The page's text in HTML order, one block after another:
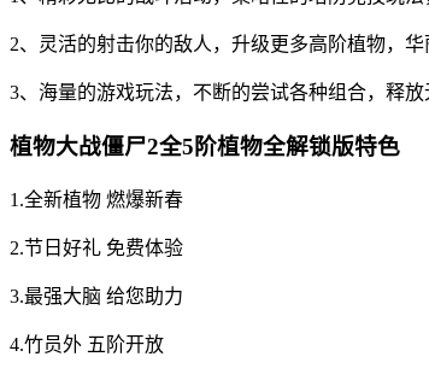
2、灵活的射击你的敌人，升级更多高阶植物，
3、海量的游戏玩法，不断的尝试各种组合，释
植物大战僵尸2全5阶植物全解锁版特色
1.全新植物 燃爆新春
2.节日好礼 免费体验
3.最强大脑 给您助力
4.竹员外 五阶开放